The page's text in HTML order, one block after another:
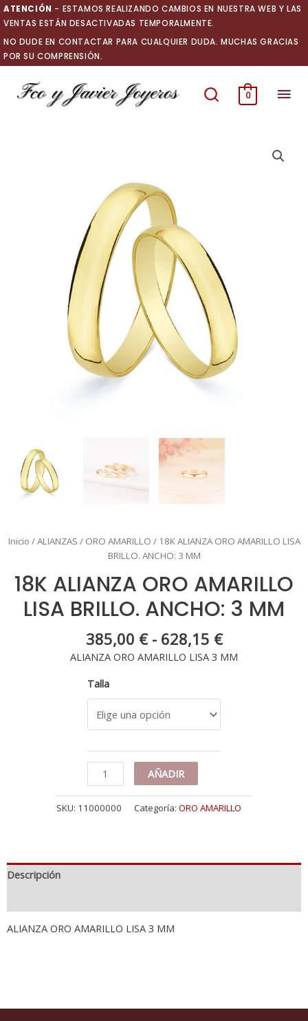
Ir
al
contenido
ATENCIÓN - ESTAMOS REALIZANDO CAMBIOS EN NUESTRA WEB Y LAS
VENTAS ESTÁN DESACTIVADAS TEMPORALMENTE.
NO DUDE EN CONTACTAR PARA CUALQUIER DUDA. MUCHAS GRACIAS
POR SU COMPRENSIÓN.
0
Inicio /ALIANZAS / ORO AMARILLO / 18K ALIANZA ORO AMARILLO LISA
BRILLO. ANCHO: 3 MM
18K ALIANZA ORO AMARILLO
LISA BRILLO. ANCHO: 3 MM
385,00 € - 628,15 €Rango
de
precios:
ALIANZA ORO AMARILLO LISA 3 MM
Talla
ALIANZA
ORO
AMARILLO
3
AÑADIR
SKU: 11000000 Categoría: ORO AMARILLO
Descripción
ALIANZA ORO AMARILLO LISA 3 MM